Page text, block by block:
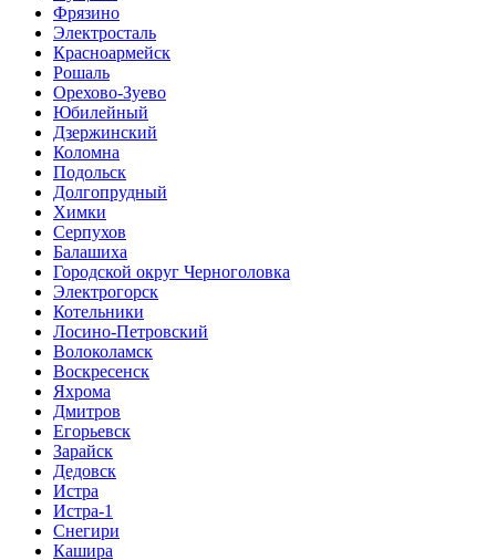
Фрязино
Электросталь
Красноармейск
Рошаль
Орехово-Зуево
Юбилейный
Дзержинский
Коломна
Подольск
Долгопрудный
Химки
Серпухов
Балашиха
Городской округ Черноголовка
Электрогорск
Котельники
Лосино-Петровский
Волоколамск
Воскресенск
Яхрома
Дмитров
Егорьевск
Зарайск
Дедовск
Истра
Истра-1
Снегири
Кашира